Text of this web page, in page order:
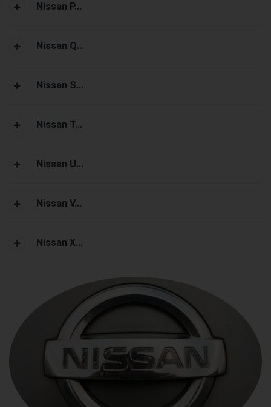
Nissan P...
Nissan Q...
Nissan S...
Nissan T...
Nissan U...
Nissan V...
Nissan X...